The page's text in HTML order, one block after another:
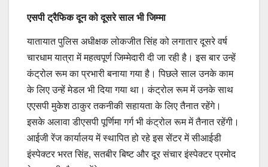
एसपी ट्रैफिक दून को दूसरे साल भी जिम्मा
यातायात पुलिस अधीक्षक लोकजीत सिंह को लगातार दूसरे वर्ष
चारधाम यात्रा में महत्वपूर्ण जिम्मेदारी दी जा रही है। इस बार उन्हें
कंट्रोल रूम का प्रभारी बनाया गया है। पिछले साल उनके काम
के लिए उन्हें मेडल भी दिया गया था। कंट्रोल रूम में उनके साथ
एएसपी मुकेश ठाकुर तकनीकी सहायता के लिए तैनात रहेंगे।
इसके अलावा डीएसपी पूर्णिमा गर्ग भी कंट्रोल रूम में तैनात रहेंगी।
आईजी रेंज कार्यालय में स्थापित हो रहे इस सेंटर में सीआईडी
इंस्पेक्टर भरत सिंह, सतबीर बिष्ट और दूर संचार इंस्पेक्टर प्रमोद